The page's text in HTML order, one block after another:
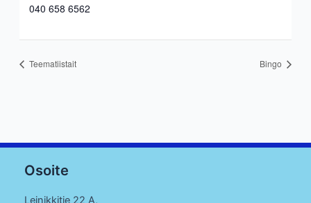
040 658 6562
Teematiistait Bingo
Osoite
Leinikkitie 22 A,